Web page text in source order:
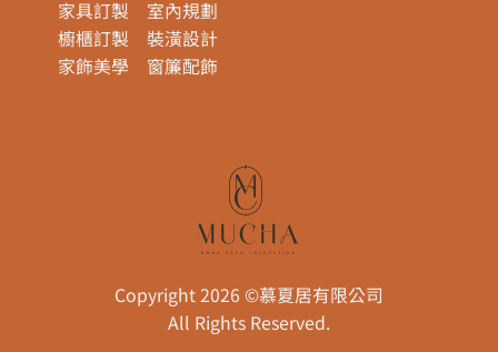
Copyright 2026 ©慕夏居有限公司
All Rights Reserved.
家具訂製
室內規劃
櫥櫃訂製
裝潢設計
家飾美學
窗簾配飾